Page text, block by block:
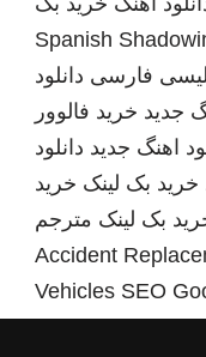
Spanish
فارسی دانلود
جدید خرید فالوور
اهنگ جدید دانلود
خرید بک لینک خرید
بک لینک مترجم
Accident
Vehicles SEO